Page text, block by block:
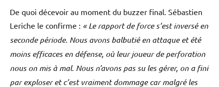
De quoi décevoir au moment du buzzer final. Sébastien
Leriche le confirme : « Le rapport de force s’est inversé en
seconde période. Nous avons balbutié en attaque et été
moins efficaces en défense, où leur joueur de perforation
nous on mis à mal. Nous n’avons pas su les gérer, on a fini
par exploser et c’est vraiment dommage car malgré les